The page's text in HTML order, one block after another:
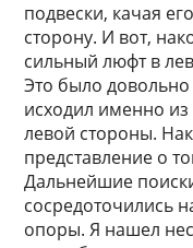
подвески, качая
сторону. И вот,
сильный люфт в
Это было довольно
исходил именно
левой стороны.
представление о
Дальнейшие
сосредоточились
опоры. Я нашел